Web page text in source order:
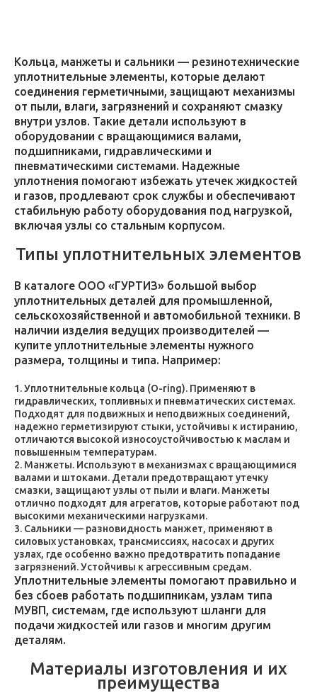
Кольца, манжеты и сальники — резинотехнические
уплотнительные элементы, которые делают
соединения герметичными, защищают механизмы
от пыли, влаги, загрязнений и сохраняют смазку
внутри узлов. Такие детали используют в
оборудовании с вращающимися валами,
подшипниками, гидравлическими и
пневматическими системами. Надежные
уплотнения помогают избежать утечек жидкостей
и газов, продлевают срок службы и обеспечивают
стабильную работу оборудования под нагрузкой,
включая узлы со стальным корпусом.
Типы уплотнительных элементов
В каталоге ООО «ГУРТИЗ» большой выбор
уплотнительных деталей для промышленной,
сельскохозяйственной и автомобильной техники. В
наличии изделия ведущих производителей —
купите уплотнительные элементы нужного
размера, толщины и типа. Например:
Уплотнительные кольца (O-ring). Применяют в
гидравлических, топливных и пневматических системах.
Подходят для подвижных и неподвижных соединений,
надежно герметизируют стыки, устойчивы к истиранию,
отличаются высокой износоустойчивостью к маслам и
повышенным температурам.
Манжеты. Используют в механизмах с вращающимися
валами и штоками. Детали предотвращают утечку
смазки, защищают узлы от пыли и влаги. Манжеты
отлично подходят для агрегатов, которые работают под
высокими механическими нагрузками.
Сальники — разновидность манжет, применяют в
силовых установках, трансмиссиях, насосах и других
узлах, где особенно важно предотвратить попадание
загрязнений. Устойчивы к агрессивным средам.
Уплотнительные элементы помогают правильно и
без сбоев работать подшипникам, узлам типа
МУВП, системам, где используют шланги для
подачи жидкостей или газов и многим другим
деталям.
Материалы изготовления и их
преимущества